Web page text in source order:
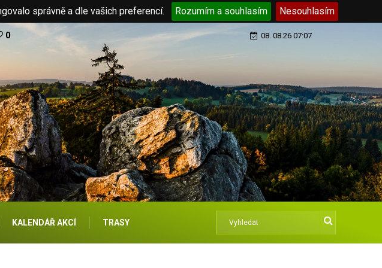
správně a dle vašich preferencí. Rozumím a souhlasím Nesouhlasím
0 08. 08.26 07:07
KALENDÁŘ AKCÍ TRASY